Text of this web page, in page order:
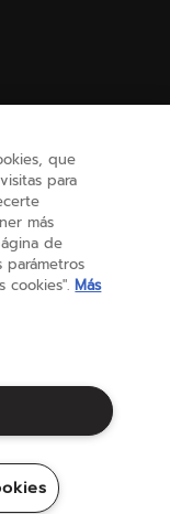
Cookies
©Babolat
que
para
más
de
parámetros
cookies". Más